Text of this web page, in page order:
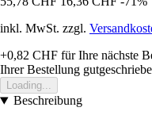
inkl. MwSt. zzgl.
+0,82 CHF für Ihre nächste
Ihrer Bestellung
Loading...
Beschreibung